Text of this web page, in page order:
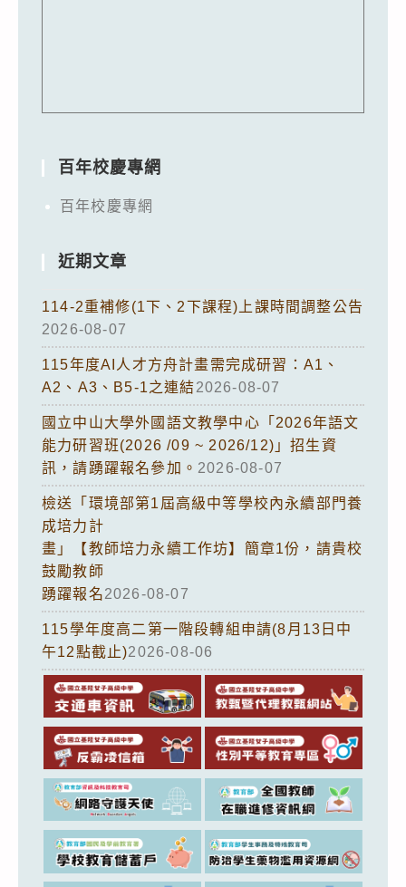
百年校慶專網
百年校慶專網
近期文章
114-2重補修(1下、2下課程)上課時間調整公告
2026-08-07
115年度AI人才方舟計畫需完成研習：A1、
A2、A3、B5-1之連結2026-08-07
國立中山大學外國語文教學中心「2026年語文
能力研習班(2026 /09 ~ 2026/12)」招生資
訊，請踴躍報名參加。 2026-08-07
檢送「環境部第1屆高級中等學校內永續部門養
成培力計
畫」【教師培力永續工作坊】簡章1份，請貴校
鼓勵教師
踴躍報名2026-08-07
115學年度高二第一階段轉組申請(8月13日中
午12點截止)2026-08-06